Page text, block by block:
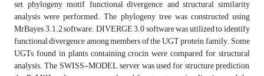
set, phylogeny, motif, functional divergence, and structural similarity
analysis were performed. The phylogeny tree was constructed using
MrBayes 3.1.2 software. DIVERGE 3.0 software was utilized to identify
functional divergence among members of the UGT protein family. Some
UGTs found in plants containing crocin were compared for structural
analysis. The SWISS-MODEL server was used for structure prediction,